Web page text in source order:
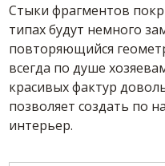
Стыки фрагментов
типах будут немного
повторяющийся
всегда по душе
красивых фактур
позволяет создать по
интерьер.